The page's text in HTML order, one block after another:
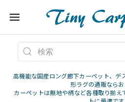
高機能な国産ロング廊下カーペット、デ
形ラグの通販ならお
カーペットは無地や柄など各種取り揃え